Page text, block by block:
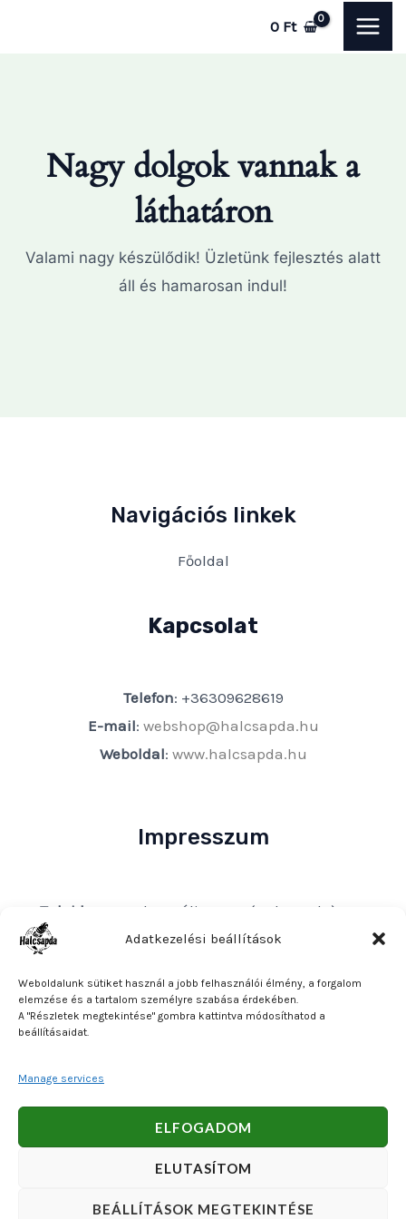
Adatkezelési beállítások
Weboldalunk sütiket használ a jobb felhasználói élmény, a forgalom
elemzése és a tartalom személyre szabása érdekében.
A "Részletek megtekintése" gombra kattintva módosíthatod a
beállításaidat.
Manage services
ELFOGADOM
ELUTASÍTOM
BEÁLLÍTÁSOK MEGTEKINTÉSE
0 Ft
Nagy dolgok vannak a
láthatáron
Valami nagy készülődik! Üzletünk fejlesztés alatt
áll és hamarosan indul!
Navigációs linkek
Főoldal
Kapcsolat
Telefon: +36309628619
E-mail: webshop@halcsapda.hu
Weboldal: www.halcsapda.hu
Impresszum
Tulajdonos
: Bakos Bálint E. V. (Halcsapda)
Székhely és postacím: 2890 Tata, Nyárfa u. 7.
Közösségi adószám: HU90921379
Bankszámlaszám: OTP Bank 11740047-27102600
by Bakos Bálint E. V. (Halcsapda).